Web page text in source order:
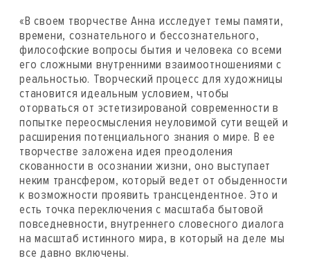
«В своем творчестве Анна исследует темы памяти,
времени, сознательного и бессознательного,
философские вопросы бытия и человека со всеми
его сложными внутренними взаимоотношениями с
реальностью. Творческий процесс для художницы
становится идеальным условием, чтобы
оторваться от эстетизированой современности в
попытке переосмысления неуловимой сути вещей и
расширения потенциального знания о мире. В ее
творчестве заложена идея преодоления
скованности в осознании жизни, оно выступает
неким трансфером, который ведет от обыденности
к возможности проявить трансцендентное. Это и
есть точка переключения с масштаба бытовой
повседневности, внутреннего словесного диалога
на масштаб истинного мира, в который на деле мы
все давно включены.